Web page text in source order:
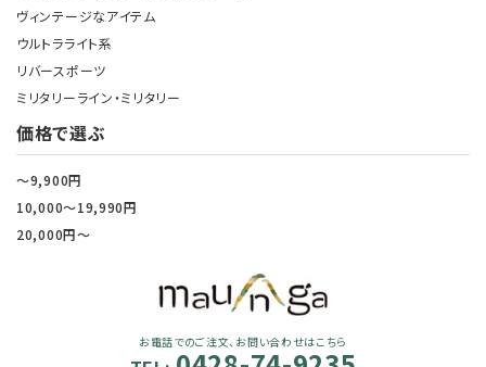
ヴィンテージなアイテム
ウルトラライト系
リバースポーツ
ミリタリーライン・ミリタリー
価格で選ぶ
～9,900円
10,000～19,990円
20,000円～
お電話でのご注文、お問い合わせはこちら